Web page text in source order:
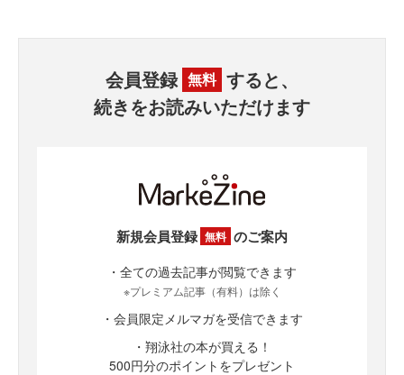
会員登録 無料 すると、
続きをお読みいただけます
新規会員登録 無料 のご案内
・全ての過去記事が閲覧できます
※プレミアム記事（有料）は除く
・会員限定メルマガを受信できます
・翔泳社の本が買える！
500円分のポイントをプレゼント